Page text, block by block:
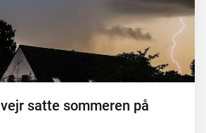
satte sommeren på